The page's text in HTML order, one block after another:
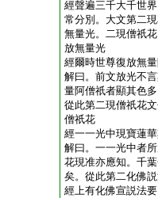
經聲遍三千大千世
常分別。大文第二
無量光。二現僧祇
放無量光
經爾時世尊復放無
解曰。前文放光不
量阿僧祇者顯其色
從此第二現僧祇花
僧祇花
經一一光中現寶蓮
解曰。一一光中者
花現准亦應知。千
矣。從此第二化佛
經上有化佛宣説法